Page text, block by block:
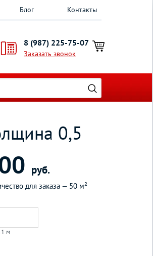
Блог Контакты
8 (987) 225-75-07
Заказать звонок
0,5
руб.
для заказа — 50 м²
м